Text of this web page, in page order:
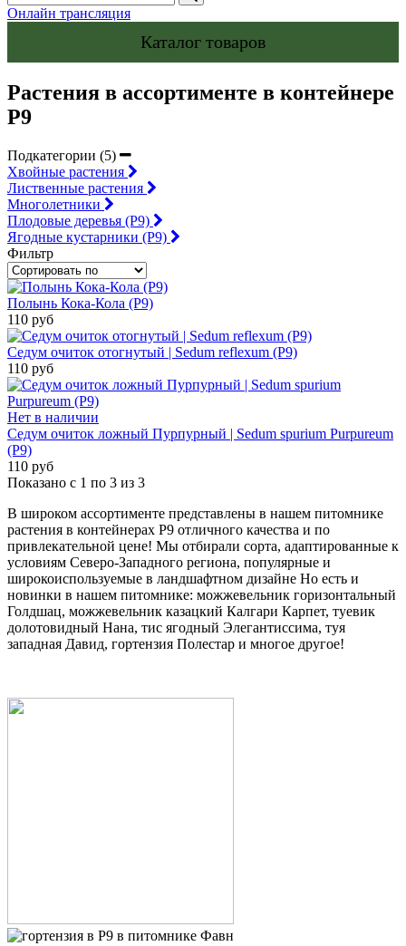
Онлайн трансляция
Каталог товаров
Растения в ассортименте в контейнере
P9
Подкатегории (5)
Хвойные растения
Лиственные растения
Многолетники
Плодовые деревья (Р9)
Ягодные кустарники (Р9)
Фильтр
Полынь Кока-Кола (Р9)
110 руб
Седум очиток отогнутый | Sedum reflexum (Р9)
110 руб
Нет в наличии
Седум очиток ложный Пурпурный | Sedum spurium Purpureum
(Р9)
110 руб
Показано с 1 по 3 из 3
В широком ассортименте представлены в нашем питомнике
растения в контейнерах Р9 отличного качества и по
привлекательной цене! Мы отбирали сорта, адаптированные к
условиям Северо-Западного региона, популярные и
широкоиспользуемые в ландшафтном дизайне Но есть и
новинки в нашем питомнике: можжевельник горизонтальный
Голдшац, можжевельник казацкий Калгари Карпет, туевик
долотовидный Нана, тис ягодный Элегантиссима, туя
западная Давид, гортензия Полестар и многое другое!